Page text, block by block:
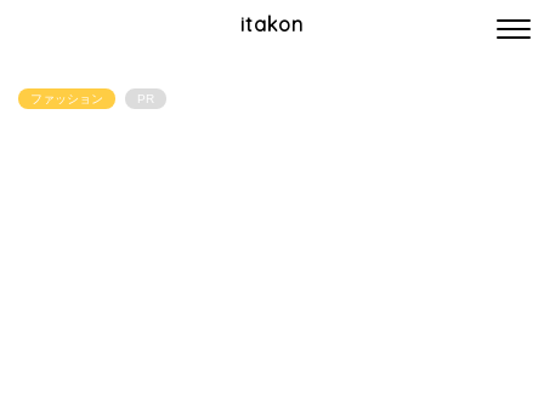
itakon
ファッション PR